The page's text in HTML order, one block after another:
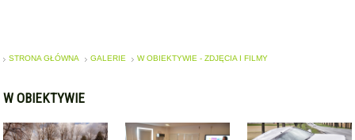
STRONA GŁÓWNA GALERIE W OBIEKTYWIE - ZDJĘCIA I FILMY
W OBIEKTYWIE